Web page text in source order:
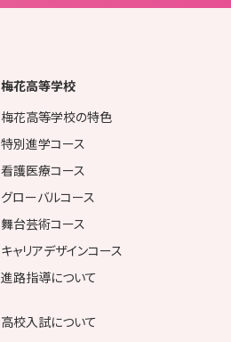
梅花高等学校
梅花高等学校の特色
特別進学コース
看護医療コース
グローバルコース
舞台芸術コース
キャリアデザインコース
進路指導について
高校入試について